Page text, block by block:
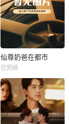
热播
未知
仙尊奶爸在都市
已完结